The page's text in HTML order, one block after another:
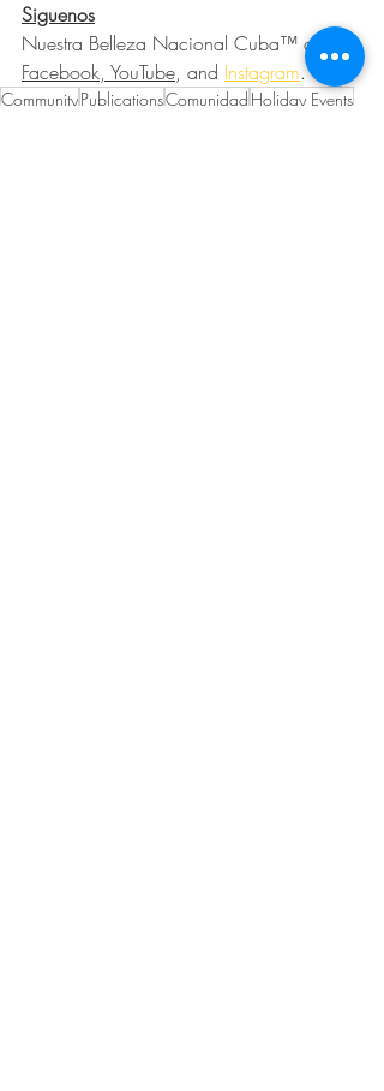
Siguenos
Nuestra Belleza Nacional Cuba™ on
Facebook, YouTube, and Instagram.
CommunityPublicationsComunidad Holiday Events